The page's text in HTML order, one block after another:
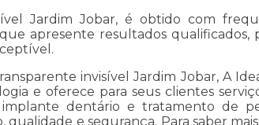
Jardim Jobar, é obtido com
apresente resultados qualificados,
invisível Jardim Jobar, A
e oferece para seus clientes
implante dentário e tratamento de
qualidade e segurança. Para saber